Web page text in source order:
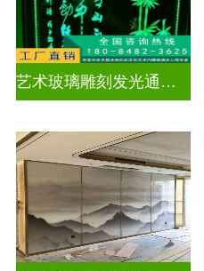
艺术玻璃雕刻发光通电玻璃